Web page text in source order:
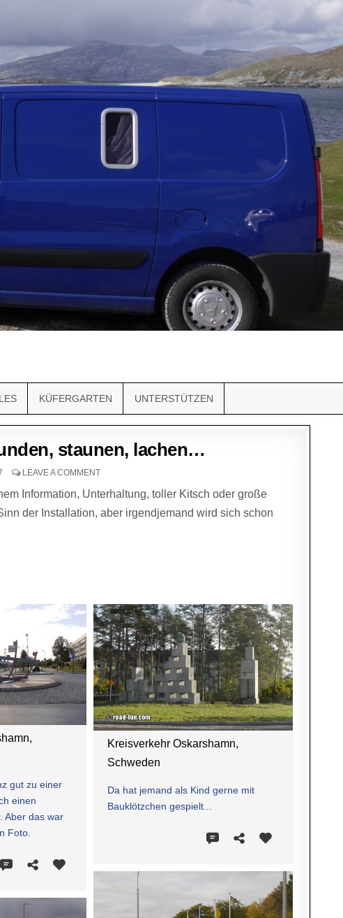
KÜFERGARTEN UNTERSTÜTZEN
staunen, lachen…
LEAVE A COMMENT
Information, Unterhaltung, toller Kitsch oder große
der Installation, aber irgendjemand wird sich schon
gut zu einer
einen
Aber das war
Foto.
Kreisverkehr Oskarshamn,
Schweden
Da hat jemand als Kind gerne mit
Bauklötzchen gespielt...